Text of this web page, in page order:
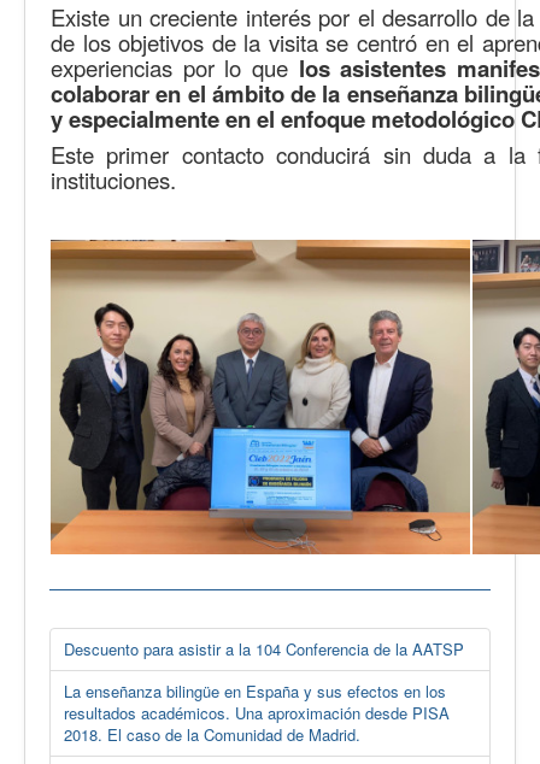
Existe un creciente interés por el desarrollo de
de los objetivos de la visita se centró en el
experiencias por lo que los asistentes
colaborar en el ámbito de la enseñanza
y especialmente en el enfoque metodológico
Este primer contacto conducirá sin duda a
instituciones.
Descuento para asistir a la 104 Conferencia de la AATSP
La enseñanza bilingüe en España y sus efectos en los
resultados académicos. Una aproximación desde PISA
2018. El caso de la Comunidad de Madrid.